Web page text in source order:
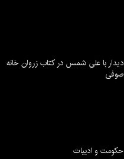
دیدار با علی شمس در کتاب زروان خانه
صوفی
حکومت و ادبیات